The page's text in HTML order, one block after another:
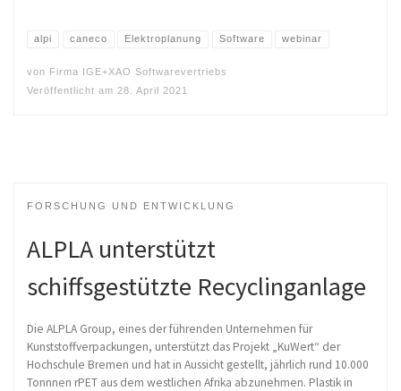
alpi caneco Elektroplanung Software webinar
von Firma IGE+XAO Softwarevertriebs
Veröffentlicht am 28. April 2021
FORSCHUNG UND ENTWICKLUNG
ALPLA unterstützt
schiffsgestützte Recyclinganlage
Die ALPLA Group, eines der führenden Unternehmen für
Kunststoffverpackungen, unterstützt das Projekt „KuWert“ der
Hochschule Bremen und hat in Aussicht gestellt, jährlich rund 10.000
Tonnnen rPET aus dem westlichen Afrika abzunehmen. Plastik in